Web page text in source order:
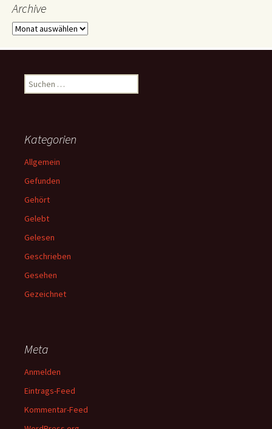
Archive
Archive
Suchen
nach:
Kategorien
Allgemein
Gefunden
Gehört
Gelebt
Gelesen
Geschrieben
Gesehen
Gezeichnet
Meta
Anmelden
Eintrags-Feed
Kommentar-Feed